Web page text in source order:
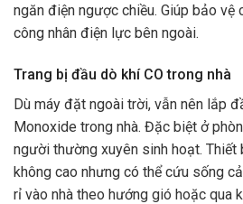
ngăn điện ngược chiều. Giúp bảo vệ
công nhân điện lực bên ngoài.
Trang bị đầu dò khí CO trong nhà
Dù máy đặt ngoài trời, vẫn nên lắp
Monoxide trong nhà. Đặc biệt ở
người thường xuyên sinh hoạt. Thiết
không cao nhưng có thể cứu sống
rỉ vào nhà theo hướng gió hoặc qua